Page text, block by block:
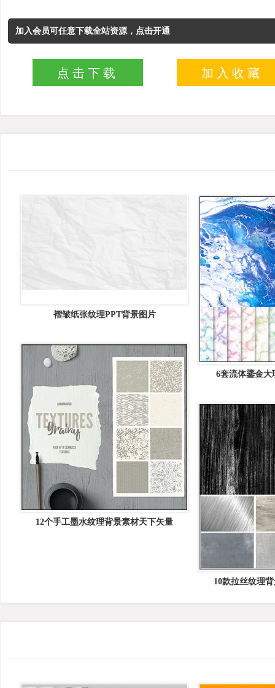
加入会员可任意下载全站资源，点击开通
点击下载 加入收藏
褶皱纸张纹理PPT背景图片
6套流体鎏金大
12个手工墨水纹理背景素材天下矢量
10款拉丝纹理